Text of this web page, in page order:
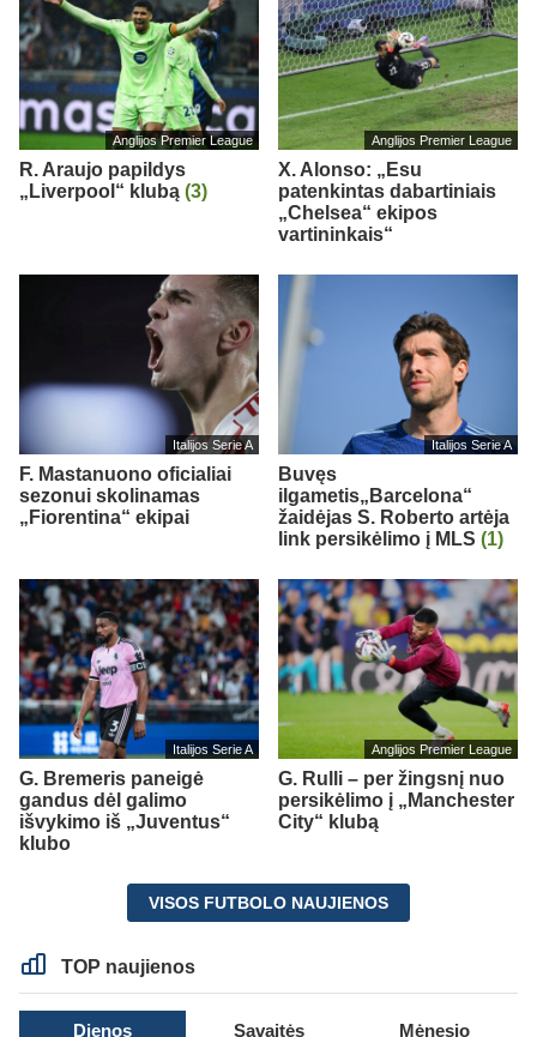
Anglijos Premier League
R. Araujo papildys
„Liverpool“ klubą (3)
Anglijos Premier League
X. Alonso: „Esu
patenkintas dabartiniais
„Chelsea“ ekipos
vartininkais“
Italijos Serie A
F. Mastanuono oficialiai
sezonui skolinamas
„Fiorentina“ ekipai
Italijos Serie A
Buvęs
ilgametis„Barcelona“
žaidėjas S. Roberto artėja
link persikėlimo į MLS (1)
Italijos Serie A
G. Bremeris paneigė
gandus dėl galimo
išvykimo iš „Juventus“
klubo
Anglijos Premier League
G. Rulli – per žingsnį nuo
persikėlimo į „Manchester
City“ klubą
VISOS FUTBOLO NAUJIENOS
TOP naujienos
Dienos Savaitės Mėnesio